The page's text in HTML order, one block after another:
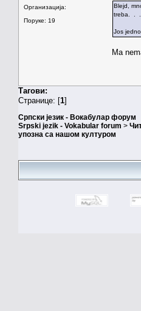
Организација:
Поруке: 19
Blejd,
treba. .
Jos
Ma
Тагови:
Странице: [1]
Српски језик - Вокабулар форум
Srpski jezik - Vokabular forum >
упозна са нашом културом